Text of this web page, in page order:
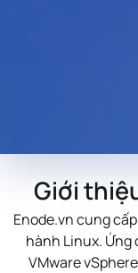
Giới
Enode.vn cung
hành Linux.
VMware